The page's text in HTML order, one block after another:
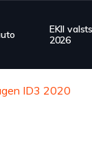
EKII
2026
ID3 2020